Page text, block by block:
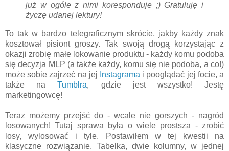
już w ogóle z nimi koresponduje ;) Gratuluję i
życzę udanej lektury!
To tak w bardzo telegraficznym skrócie, jakby każdy znak
kosztował pisiont groszy. Tak swoją drogą korzystając z
okazji zrobię małe lokowanie produktu - każdy komu podoba
się decyzja MLP (a także każdy, komu się nie podoba, a co!)
może sobie zajrzeć na jej Instagrama i pooglądać jej focie, a
także naTumblra, gdzie jest wszystko! Jestę
marketingowcę!
Teraz możemy przejść do - wcale nie gorszych - nagród
losowanych! Tutaj sprawa była o wiele prostsza - zrobić
losy, wylosować i tyle. Postawiłem w tej kwestii na
klasyczne rozwiązanie. Tabelka, dwie kolumny, w jednej